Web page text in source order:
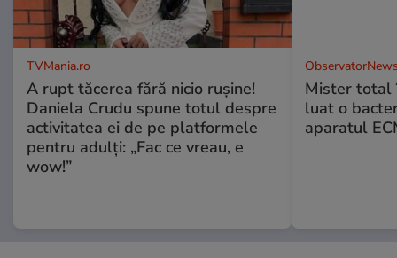
TVMania.ro
A rupt tăcerea fără nicio rușine!
Daniela Crudu spune totul despre
activitatea ei de pe platformele
pentru adulți: „Fac ce vreau, e
wow!”
Mister total
luat o
aparatul